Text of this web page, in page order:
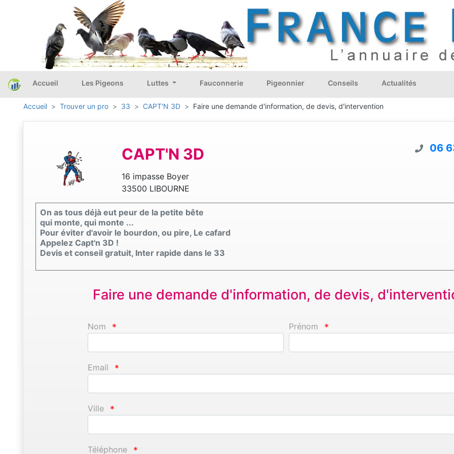
Accueil Les Pigeons Luttes Fauconnerie Pigeonnier Conseils Actualités
Accueil Trouver un pro 33 CAPT'N 3D Faire une demande d'information, de devis, d'intervention
CAPT'N 3D
16 impasse Boyer
33500 LIBOURNE
06
On as tous déjà eut peur de la petite bête
qui monte, qui monte ...
Pour éviter d'avoir le bourdon, ou pire, Le cafard
Appelez Capt'n 3D !
Devis et conseil gratuit, Inter rapide dans le 33
Faire une demande d'information, de devis,
Nom * Prénom *
Email *
Ville *
Téléphone *